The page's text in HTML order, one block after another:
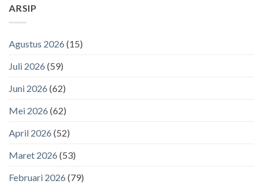
ARSIP
Agustus 2026 (15)
Juli 2026 (59)
Juni 2026 (62)
Mei 2026 (62)
April 2026 (52)
Maret 2026 (53)
Februari 2026 (79)